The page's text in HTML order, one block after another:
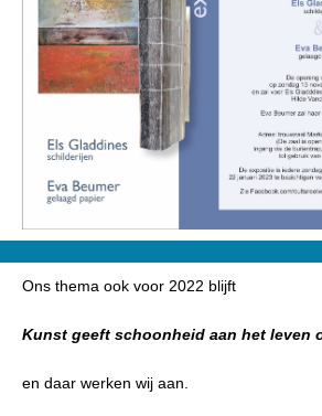
Ons thema ook voor 2022 blijft
Kunst geeft schoonheid aan het leven
en daar werken wij aan.